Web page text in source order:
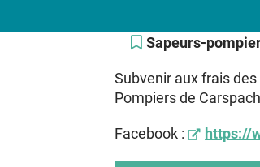
Sapeurs-
Subvenir aux frais
Pompiers de
Facebook : https://